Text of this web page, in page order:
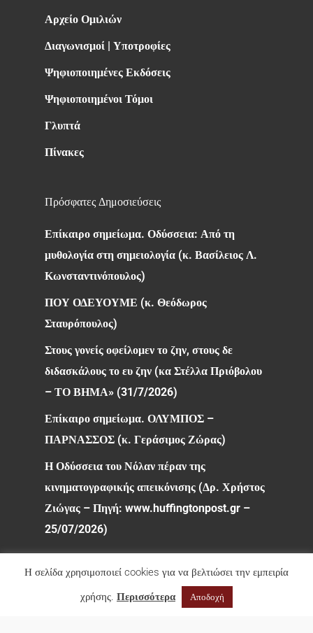
Αρχείο Ομιλιών
Διαγωνισμοί | Υποτροφίες
Ψηφιοποιημένες Εκδόσεις
Ψηφιοποιημένοι Τόμοι
Γλυπτά
Πίνακες
Πρόσφατες Δημοσιεύσεις
Επίκαιρο σημείωμα. Οδύσσεια: Από τη
μυθολογία στη σημειολογία (κ. Βασίλειος Λ.
Κωνσταντινόπουλος)
ΠΟΥ ΟΔΕΥΟΥΜΕ (κ. Θεόδωρος
Σταυρόπουλος)
Στους γονείς οφείλομεν το ζην, στους δε
διδασκάλους το ευ ζην (κα Στέλλα Πριόβολου
– ΤΟ ΒΗΜΑ» (31/7/2026)
Επίκαιρο σημείωμα. ΟΛΥΜΠΟΣ –
ΠΑΡΝΑΣΣΟΣ (κ. Γεράσιμος Ζώρας)
Η Οδύσσεια του Νόλαν πέραν της
κινηματογραφικής απεικόνισης (Δρ. Χρήστος
Ζιώγας – Πηγή: www.huffingtonpost.gr –
25/07/2026)
© 2026 Φιλολογικός Σύλλογος Παρνασσός. All rights
Η σελίδα χρησιμοποιεί cookies για να βελτιώσει την εμπειρία
χρήσης. Περισσότερα Αποδοχή